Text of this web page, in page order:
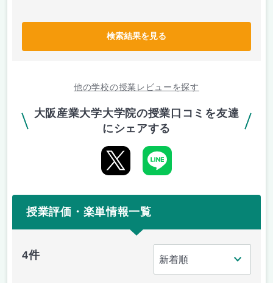
検索結果を見る
他の学校の授業レビューを探す
大阪産業大学大学院の授業口コミを友達
にシェアする
授業評価・楽単情報一覧
4件